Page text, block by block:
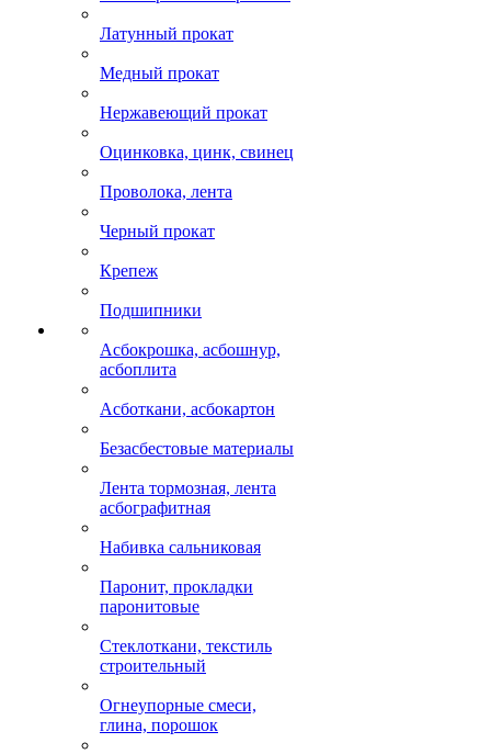
Латунный прокат
Медный прокат
Нержавеющий прокат
Оцинковка, цинк, свинец
Проволока, лента
Черный прокат
Крепеж
Подшипники
Асбокрошка, асбошнур,
асбоплита
Асботкани, асбокартон
Безасбестовые материалы
Лента тормозная, лента
асбографитная
Набивка сальниковая
Паронит, прокладки
паронитовые
Стеклоткани, текстиль
строительный
Огнеупорные смеси,
глина, порошок